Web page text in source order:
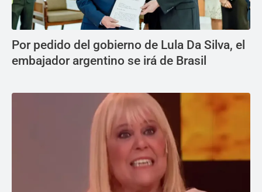
Por pedido del gobierno de Lula Da Silva, el
embajador argentino se irá de Brasil